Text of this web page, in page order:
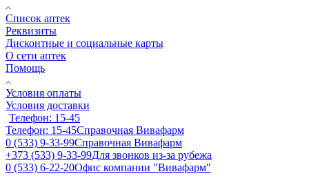
Список аптек
Реквизиты
Дисконтные и социальные карты
О сети аптек
Помощь
Условия оплаты
Условия доставки
Телефон: 15-45
Телефон: 15-45Справочная Вивафарм
0 (533) 9-33-99Справочная Вивафарм
+373 (533) 9-33-99Для звонков из-за рубежа
0 (533) 6-22-20Офис компании "Вивафарм"